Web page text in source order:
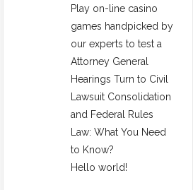
Play on-line casino
games handpicked by
our experts to test a
Attorney General
Hearings Turn to Civil
Lawsuit Consolidation
and Federal Rules
Law: What You Need
to Know?
Hello world!